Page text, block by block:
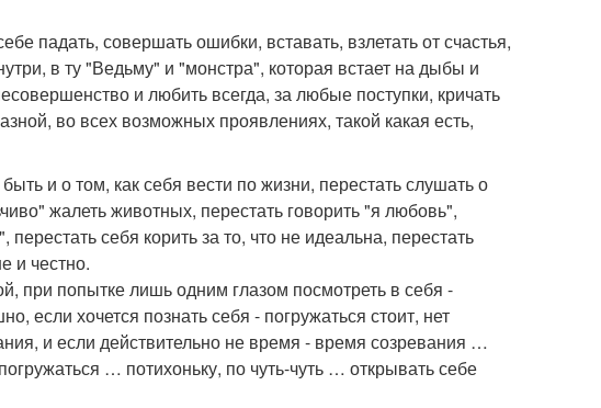
падать, совершать ошибки, вставать, взлетать от счастья,
в ту "Ведьму" и "монстра", которая встает на дыбы и
и любить всегда, за любые поступки, кричать
во всех возможных проявлениях, такой какая есть,
и о том, как себя вести по жизни, перестать слушать о
жалеть животных, перестать говорить "я любовь",
себя корить за то, что не идеальна, перестать
и честно.
при попытке лишь одним глазом посмотреть в себя -
если хочется познать себя - погружаться стоит, нет
и если действительно не время - время созревания …
… потихоньку, по чуть-чуть … открывать себе